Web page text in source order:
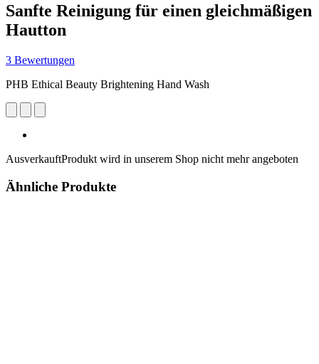
Sanfte Reinigung für einen gleichmäßigen
Hautton
3 Bewertungen
PHB Ethical Beauty Brightening Hand Wash
AusverkauftProdukt wird in unserem Shop nicht mehr angeboten
Ähnliche Produkte